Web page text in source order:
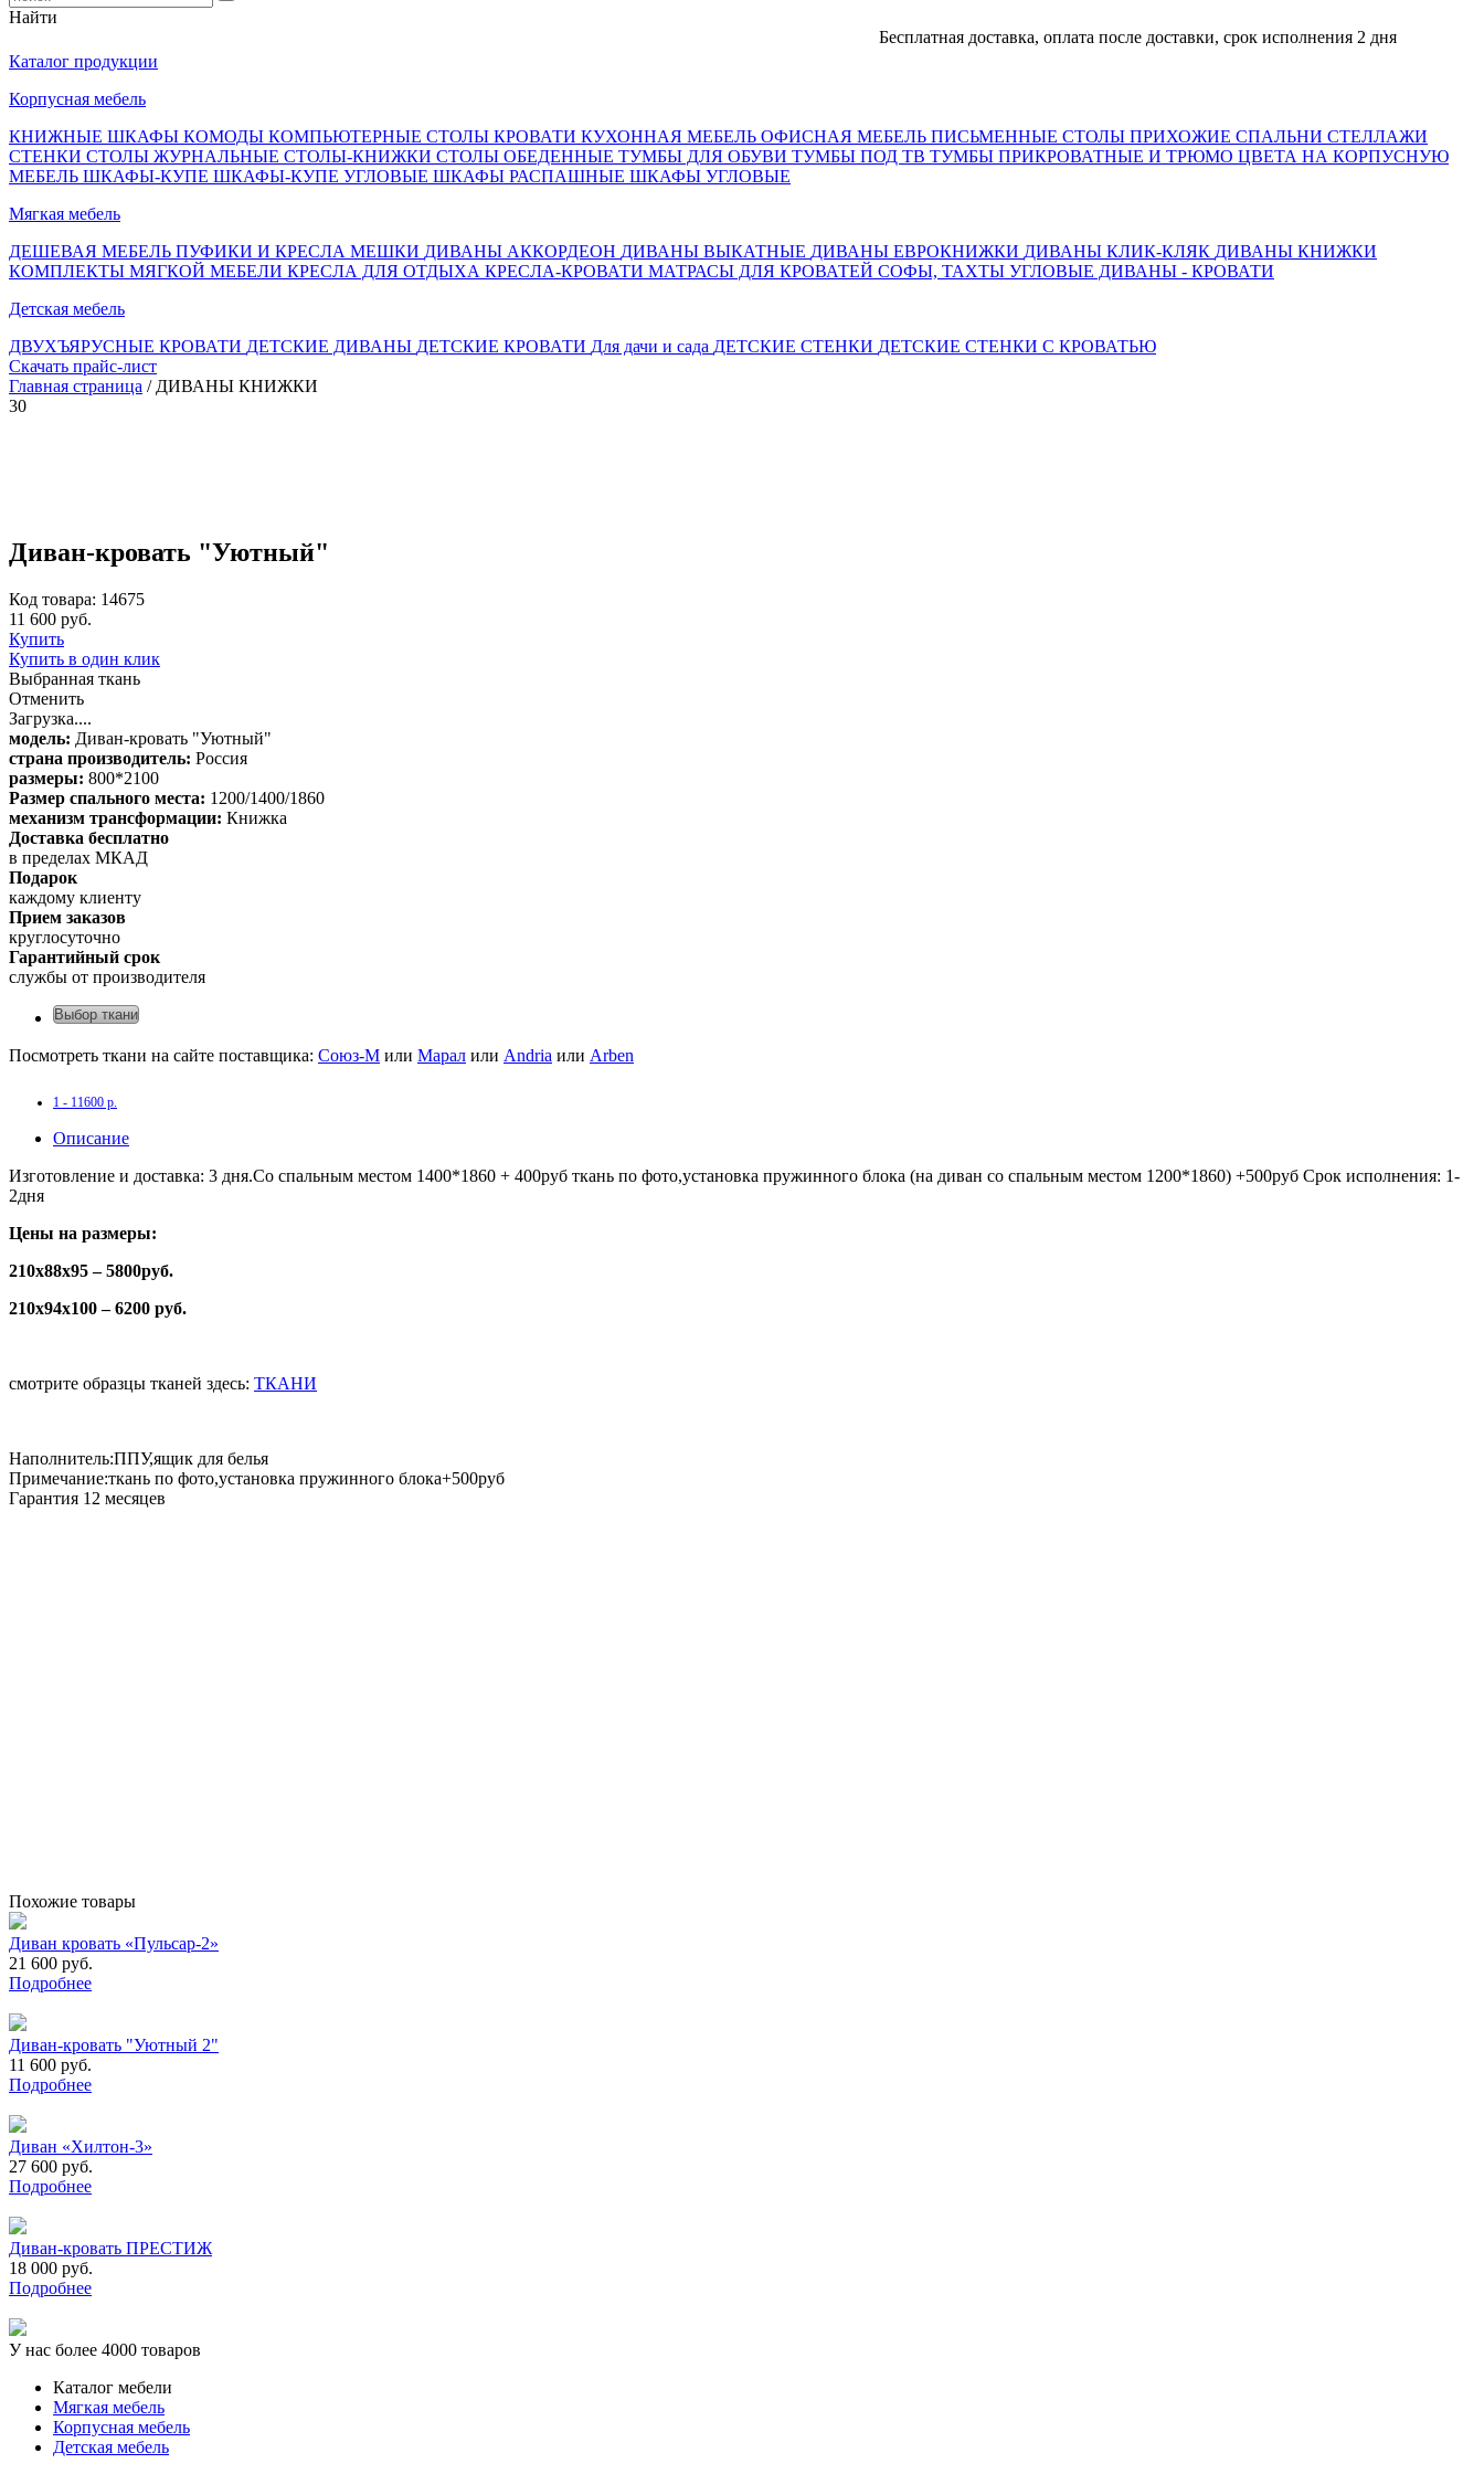
Найти
Бесплатная доставка, оплата после доставки, срок исполнения 2 дня
Каталог продукции
Корпусная мебель
КНИЖНЫЕ ШКАФЫ КОМОДЫ КОМПЬЮТЕРНЫЕ СТОЛЫ КРОВАТИ КУХОННАЯ МЕБЕЛЬ ОФИСНАЯ МЕБЕЛЬ ПИСЬМЕННЫЕ СТОЛЫ ПРИХОЖИЕ СПАЛЬНИ СТЕЛЛАЖИ
СТЕНКИ СТОЛЫ ЖУРНАЛЬНЫЕ СТОЛЫ-КНИЖКИ СТОЛЫ ОБЕДЕННЫЕ ТУМБЫ ДЛЯ ОБУВИ ТУМБЫ ПОД ТВ ТУМБЫ ПРИКРОВАТНЫЕ И ТРЮМО ЦВЕТА НА КОРПУСНУЮ
МЕБЕЛЬ ШКАФЫ-КУПЕ ШКАФЫ-КУПЕ УГЛОВЫЕ ШКАФЫ РАСПАШНЫЕ ШКАФЫ УГЛОВЫЕ
Мягкая мебель
ДЕШЕВАЯ МЕБЕЛЬ ПУФИКИ И КРЕСЛА МЕШКИ ДИВАНЫ АККОРДЕОН ДИВАНЫ ВЫКАТНЫЕ ДИВАНЫ ЕВРОКНИЖКИ ДИВАНЫ КЛИК-КЛЯК ДИВАНЫ КНИЖКИ
КОМПЛЕКТЫ МЯГКОЙ МЕБЕЛИ КРЕСЛА ДЛЯ ОТДЫХА КРЕСЛА-КРОВАТИ МАТРАСЫ ДЛЯ КРОВАТЕЙ СОФЫ, ТАХТЫ УГЛОВЫЕ ДИВАНЫ - КРОВАТИ
Детская мебель
ДВУХЪЯРУСНЫЕ КРОВАТИ ДЕТСКИЕ ДИВАНЫ ДЕТСКИЕ КРОВАТИ Для дачи и сада ДЕТСКИЕ СТЕНКИ ДЕТСКИЕ СТЕНКИ С КРОВАТЬЮ
Скачать прайс-лист
Главная страница / ДИВАНЫ КНИЖКИ
30
Диван-кровать "Уютный"
Код товара: 14675
11 600 руб.
Купить
Купить в один клик
Выбранная ткань
Отменить
Загрузка....
модель: Диван-кровать "Уютный"
страна производитель: Россия
размеры: 800*2100
Размер спального места: 1200/1400/1860
механизм трансформации: Книжка
Доставка бесплатно
в пределах МКАД
Подарок
каждому клиенту
Прием заказов
круглосуточно
Гарантийный срок
службы от производителя
Выбор ткани
Посмотреть ткани на сайте поставщика: Союз-М или Марал или Andria или Arben
1 - 11600 р.
Описание
Изготовление и доставка: 3 дня.Со спальным местом 1400*1860 + 400руб ткань по фото,установка пружинного блока (на диван со спальным местом 1200*1860) +500руб Срок исполнения: 1-
2дня
Цены на размеры:
210х88х95 – 5800руб.
210х94х100 – 6200 руб.
смотрите образцы тканей здесь: ТКАНИ
Наполнитель:ППУ,ящик для белья
Примечание:ткань по фото,установка пружинного блока+500руб
Гарантия 12 месяцев
Похожие товары
Диван кровать «Пульсар-2»
21 600 руб.
Подробнее
Диван-кровать "Уютный 2"
11 600 руб.
Подробнее
Диван «Хилтон-3»
27 600 руб.
Подробнее
Диван-кровать ПРЕСТИЖ
18 000 руб.
Подробнее
У нас более 4000 товаров
Каталог мебели
Мягкая мебель
Корпусная мебель
Детская мебель